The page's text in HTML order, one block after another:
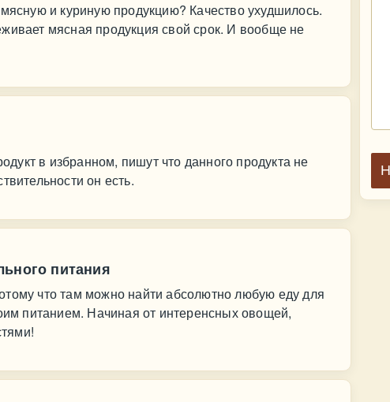
и куриную продукцию? Качество ухудшилось.
мясная продукция свой срок. И вообще не
в избранном, пишут что данного продукта не
он есть.
питания
что там можно найти абсолютно любую еду для
питанием. Начиная от интеренсных овощей,